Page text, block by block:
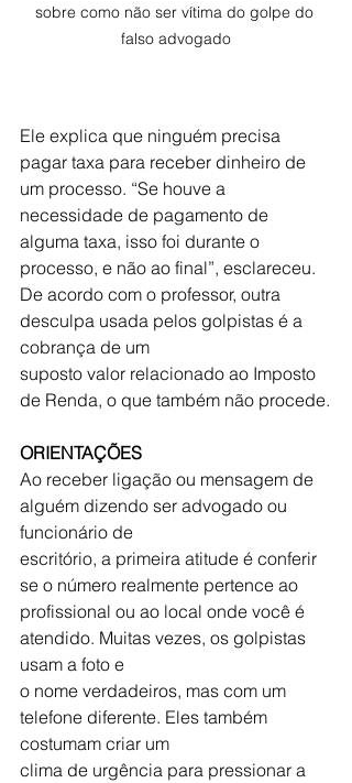
sobre como não ser vítima do golpe do
falso advogado
Ele explica que ninguém precisa
pagar taxa para receber dinheiro de
um processo. “Se houve a
necessidade de pagamento de
alguma taxa, isso foi durante o
processo, e não ao final”, esclareceu.
De acordo com o professor, outra
desculpa usada pelos golpistas é a
cobrança de um
suposto valor relacionado ao Imposto
de Renda, o que também não procede.
ORIENTAÇÕES
Ao receber ligação ou mensagem de
alguém dizendo ser advogado ou
funcionário de
escritório, a primeira atitude é conferir
se o número realmente pertence ao
profissional ou ao local onde você é
atendido. Muitas vezes, os golpistas
usam a foto e
o nome verdadeiros, mas com um
telefone diferente. Eles também
costumam criar um
clima de urgência para pressionar a